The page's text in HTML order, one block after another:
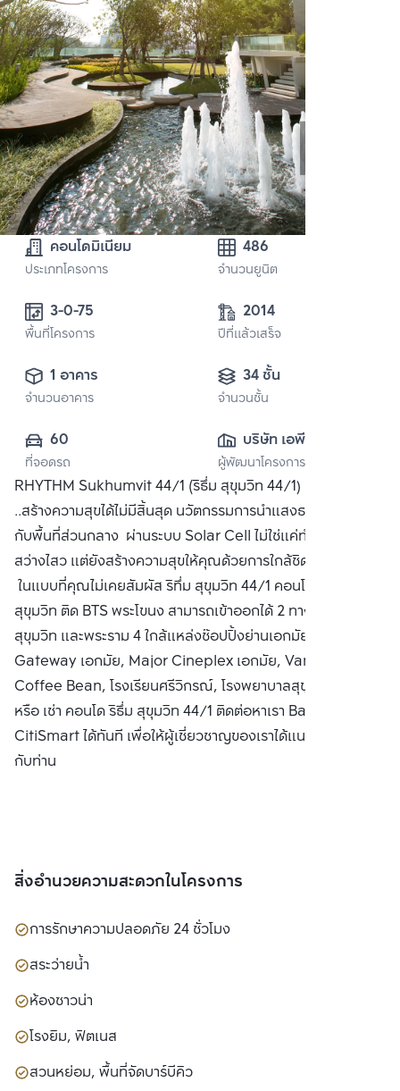
คอนโดมิเนียม
ประเภทโครงการ
486
จำนวนยูนิต
3-0-75
พื้นที่โครงการ
2014
ปีที่แล้วเสร็จ
1 อาคาร
จำนวนอาคาร
34 ชั้น
จำนวนชั้น
60
ที่จอดรถ
บริษัท เอพี (ไทย
แลนด์)
จำกัด(มหาชน)
ผู้พัฒนาโครงการ
RHYTHM Sukhumvit 44/1 (ริธึ่ม สุขุมวิท 44/1) ธรรมชาติ
..สร้างความสุขได้ไม่มีสิ้นสุด นวัตกรรมการนำแสงธรรมชาติมาใช้
กับพื้นที่ส่วนกลาง ผ่านระบบ Solar Cell ไม่ใช่แค่ทำให้ชีวิต
สว่างไสว แต่ยังสร้างความสุขให้คุณด้วยการใกล้ชิดธรรมชาติ
ในแบบที่คุณไม่เคยสัมผัส ริทึ่ม สุขุมวิท 44/1 คอนโดหรู ริมถนน
สุขุมวิท ติด BTS พระโขนง สามารถเข้าออกได้ 2 ทาง ทั้งเส้นถนน
สุขุมวิท และพระราม 4 ใกล้แหล่งช๊อปปิ้งย่านเอกมัย เช่น
Gateway เอกมัย, Major Cineplex เอกมัย, Vanilla,
Coffee Bean, โรงเรียนศรีวิกรณ์, โรงพยาบาลสุขุมวิท ซื้อ ขาย
หรือ เช่า คอนโด ริธึ่ม สุขุมวิท 44/1 ติดต่อหาเรา Bangkok
CitiSmart ได้ทันที เพื่อให้ผู้เชี่ยวชาญของเราได้แนะนำคอนโดให้
กับท่าน
สิ่งอำนวยความสะดวกในโครงการ
การรักษาความปลอดภัย 24 ชั่วโมง
สระว่ายน้ำ
ห้องซาวน่า
โรงยิม, ฟิตเนส
สวนหย่อม, พื้นที่จัดบาร์บีคิว